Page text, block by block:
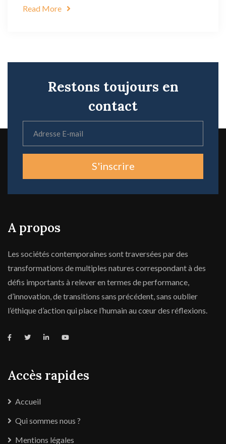
Read More
Restons toujours en
contact
S'inscrire
A propos
Les sociétés contemporaines sont traversées par des
transformations de multiples natures correspondant à des
défis importants à relever en termes de performance,
d’innovation, de transitions sans précédent, sans oublier
l’éthique d’action qui place l’humain au cœur des réflexions.
Accès rapides
Accueil
Qui sommes nous ?
Mentions légales